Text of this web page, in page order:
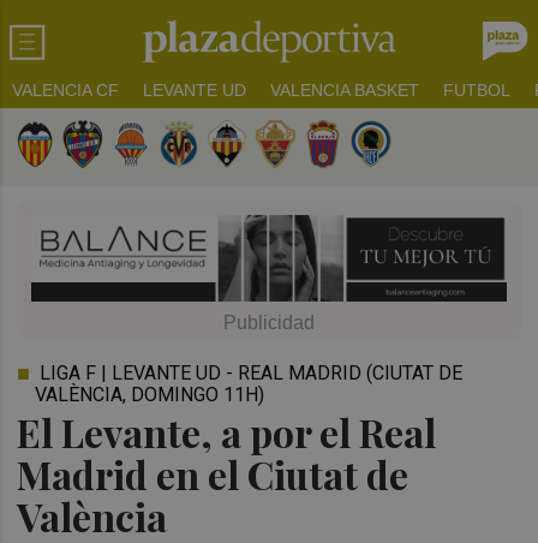
VALENCIA CF LEVANTE UD VALENCIA BASKET FUTBOL
El Levante, a por el Real
Madrid en el Ciutat de
València
LIGA F | LEVANTE UD - REAL MADRID (CIUTAT DE
VALÈNCIA, DOMINGO 11H)